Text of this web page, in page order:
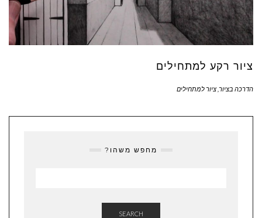
ציור רקע למתחילים
הדרכה בציור ציור למתחילים
מחפש משהו?
SEARCH